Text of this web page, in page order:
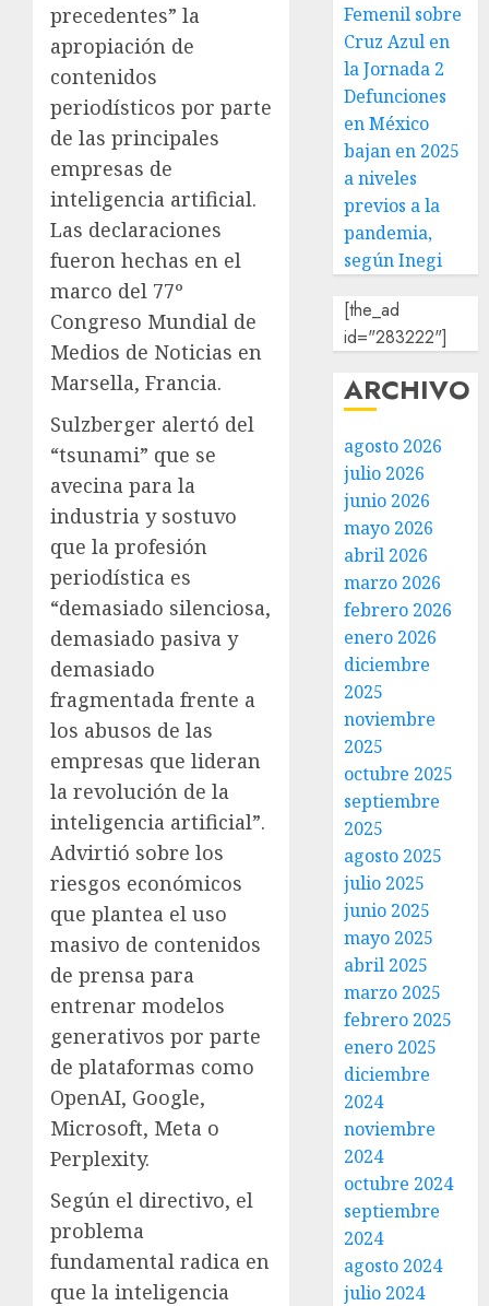
precedentes” la
apropiación de
contenidos
periodísticos por parte
de las principales
empresas de
inteligencia artificial.
Las declaraciones
fueron hechas en el
marco del 77º
Congreso Mundial de
Medios de Noticias en
Marsella, Francia.
Sulzberger alertó del
“tsunami” que se
avecina para la
industria y sostuvo
que la profesión
periodística es
“demasiado silenciosa,
demasiado pasiva y
demasiado
fragmentada frente a
los abusos de las
empresas que lideran
la revolución de la
inteligencia artificial”.
Advirtió sobre los
riesgos económicos
que plantea el uso
masivo de contenidos
de prensa para
entrenar modelos
generativos por parte
de plataformas como
OpenAI, Google,
Microsoft, Meta o
Perplexity.
Según el directivo, el
problema
fundamental radica en
que la inteligencia
Femenil sobre
Cruz Azul en
la Jornada 2
Defunciones
en México
bajan en 2025
a niveles
previos a la
pandemia,
según Inegi
[the_ad
id="283222"]
ARCHIVO
agosto 2026
julio 2026
junio 2026
mayo 2026
abril 2026
marzo 2026
febrero 2026
enero 2026
diciembre
2025
noviembre
2025
octubre 2025
septiembre
2025
agosto 2025
julio 2025
junio 2025
mayo 2025
abril 2025
marzo 2025
febrero 2025
enero 2025
diciembre
2024
noviembre
2024
octubre 2024
septiembre
2024
agosto 2024
julio 2024